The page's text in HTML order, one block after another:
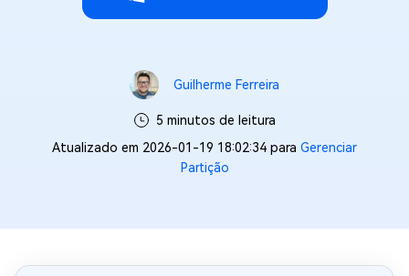
Guilherme Ferreira
5 minutos de leitura
Atualizado em 2026-01-19 18:02:34 para Gerenciar
Partição